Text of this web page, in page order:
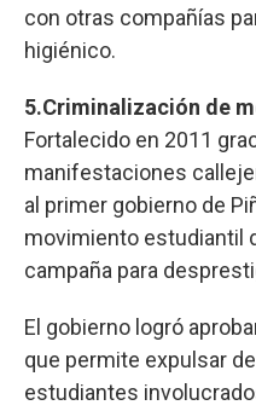
con otras compañías
higiénico.
5.Criminalización de
Fortalecido en 2011
manifestaciones
al primer gobierno de
movimiento estudiantil
campaña para
El gobierno logró
que permite expulsar
estudiantes